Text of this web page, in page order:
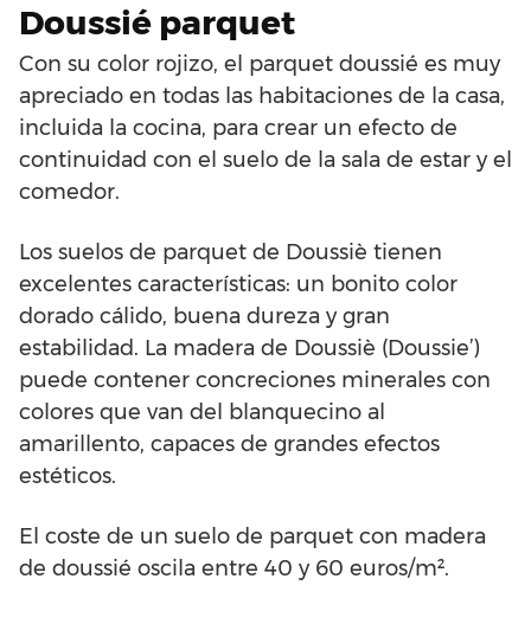
Doussié parquet
Con su color rojizo, el parquet doussié es muy
apreciado en todas las habitaciones de la casa,
incluida la cocina, para crear un efecto de
continuidad con el suelo de la sala de estar y el
comedor.
Los suelos de parquet de Doussiè tienen
excelentes características: un bonito color
dorado cálido, buena dureza y gran
estabilidad. La madera de Doussiè (Doussie’)
puede contener concreciones minerales con
colores que van del blanquecino al
amarillento, capaces de grandes efectos
estéticos.
El coste de un suelo de parquet con madera
de doussié oscila entre 40 y 60 euros/m².